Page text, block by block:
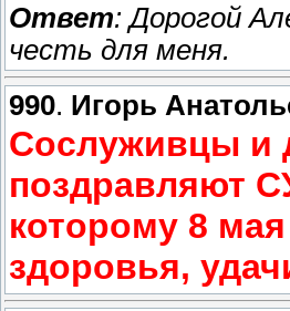
Ответ: Дорогой
честь для меня.
990. Игорь
Сослуживцы и
поздравляют
которому 8 мая
здоровья,